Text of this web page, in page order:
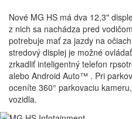
Nové MG HS má dva 12,3"
z nich sa nachádza pred
potrebuje mať za jazdy na
stredový displej je možné
zrkadliť inteligentný telefon
alebo Android Auto™ . Pri
oceníte 360° parkovaciu
vozidla.